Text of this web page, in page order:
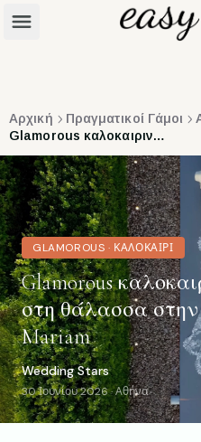
Αρχική Πραγματικοί Γάμοι
Glamorous καλοκαιρινός γάμος με θέα στη θάλασσα στην Αθήνα | George & Mariam
GLAMOROUS · ΚΑΛΟΚΑΊΡΙ
Glamorous
στη θάλασσα
Mariam
Wedding Stars
30 Ιουνίου 2026·Αθήνα